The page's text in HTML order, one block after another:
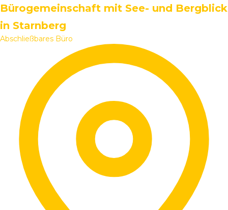
Bürogemeinschaft mit See- und Bergblick
in Starnberg
Abschließbares Büro